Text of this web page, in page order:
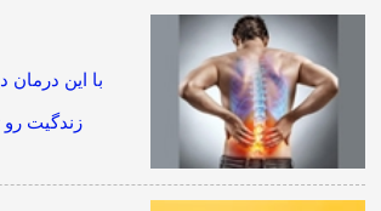
با این درمان
زندگیت رو